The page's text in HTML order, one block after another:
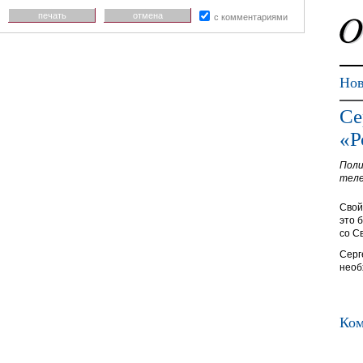
это
со
печать отмена с комментариями